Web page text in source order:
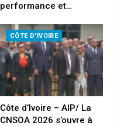
performance et…
CÔTE D'IVOIRE
Côte d’Ivoire – AIP/ La
CNSOA 2026 s’ouvre à